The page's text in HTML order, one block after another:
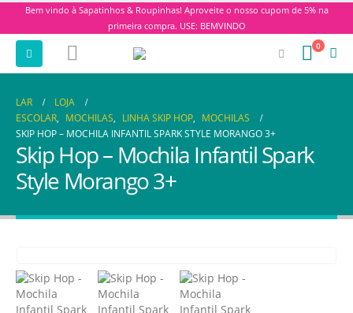
Bem vindo à Sapatinhos & Roupinhas! Aproveite o nosso cupom de 5% na
primeira compra. USE: BEMVINDO
0
LAR
LOJA
ESCOLAR, MOCHILAS, LINHA SKIP HOP, MOCHILAS
SKIP HOP – MOCHILA INFANTIL SPARK STYLE MORANGO 3+
Skip Hop – Mochila Infantil Spark
Style Morango 3+